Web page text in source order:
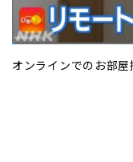
オンラインでのお部